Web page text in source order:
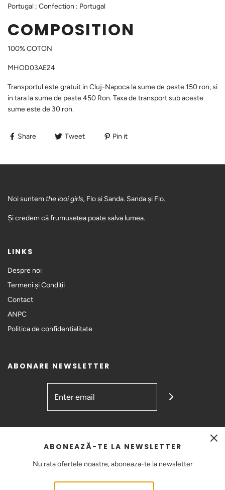
Portugal ; Confection : Portugal
COMPOSITION
100% COTON
MHOD03AE24
Transportul este gratuit in Cluj-Napoca la sume de peste 150 ron, si
in tara la sume de peste 450 Ron. Taxa de transport sub aceste
sume este de 30 ron.
Share Tweet Pin it
Noi suntem the iooi girls, Flo și Sanda. Sanda și Flo.
Și credem că frumusețea poate salva lumea.
LINKS
Despre noi
Termeni și Condiții
Contact
ANPC
Politica de confidentialitate
ABONARE NEWSLETTER
ABONEAZĂ-TE LA NEWSLETTER
Nu rata ofertele noastre, aboneaza-te la newsletter